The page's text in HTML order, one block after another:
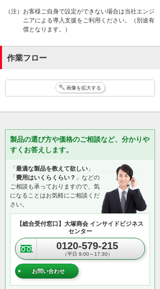
（注）お客様ご自身で設定ができない場合は当社エンジ
ニアによる導入支援をご利用ください。（別途有
償となります。）
作業フロー
画像を拡大する
製品の選び方や価格のご相談など、分かりや
すくお答えします。
「 最適な製品を教えて欲しい 」
「 費用はいくらくらい？ 」などの
ご相談も承っておりますので、気
になることはお気軽にご相談くだ
さい。
【総合受付窓口】大塚商会 インサイドビジネス
センター
0120-579-215
（平日 9:00～17:30）
お問い合わせ